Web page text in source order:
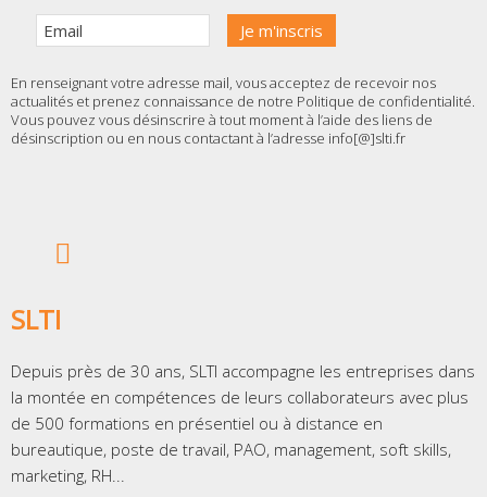
En renseignant votre adresse mail, vous acceptez de recevoir nos
actualités et prenez connaissance de notre Politique de confidentialité.
Vous pouvez vous désinscrire à tout moment à l’aide des liens de
désinscription ou en nous contactant à l’adresse info[@]slti.fr
SLTI
Depuis près de 30 ans, SLTI accompagne les entreprises dans
la montée en compétences de leurs collaborateurs avec plus
de 500 formations en présentiel ou à distance en
bureautique, poste de travail, PAO, management, soft skills,
marketing, RH...